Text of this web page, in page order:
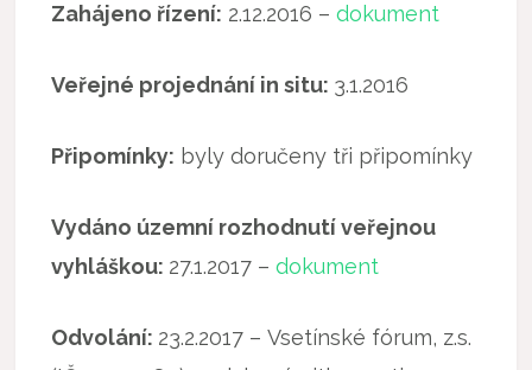
Zahájeno řízení: 2.12.2016 –dokument
Veřejné projednání in situ: 3.1.2016
Připomínky: byly doručeny tři připomínky
Vydáno územní rozhodnutí veřejnou
vyhláškou: 27.1.2017 –dokument
Odvolání: 23.2.2017 – Vsetínské fórum, z.s.